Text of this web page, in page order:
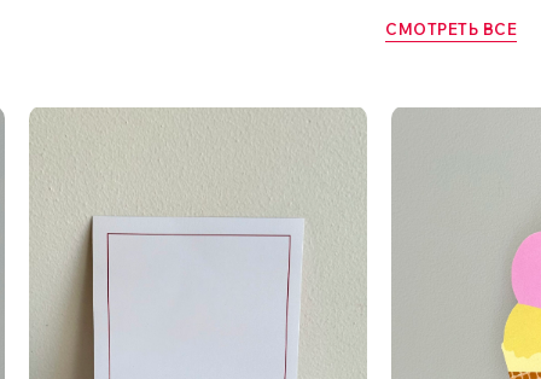
СМОТРЕТЬ ВСЕ